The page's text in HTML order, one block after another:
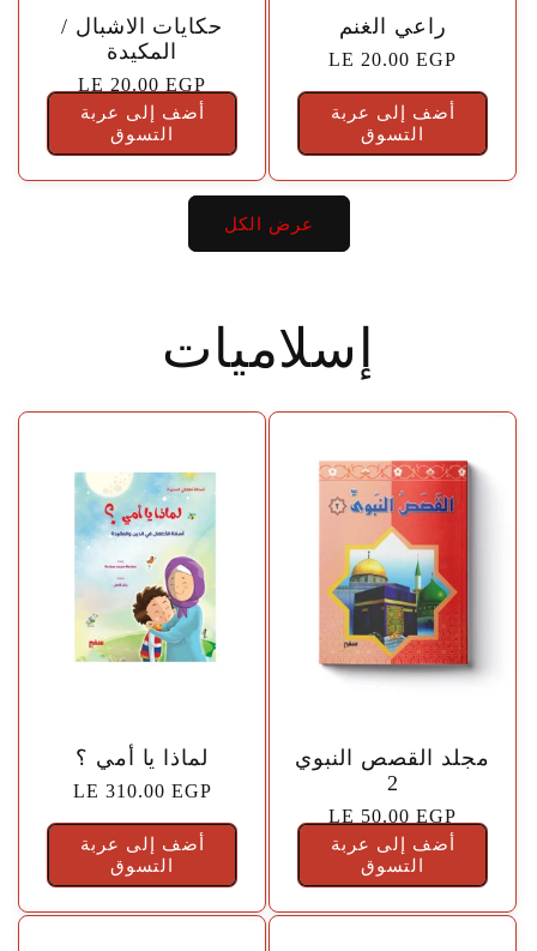
حكايات الاشبال /
المكيدة
السعر
الاعتيادي
LE 20.00 EGP
أضف إلى عربة
التسوق
راعي الغنم
السعر
الاعتيادي
LE 20.00 EGP
أضف إلى عربة
التسوق
عرض الكل
إسلاميات
لماذا يا أمي ؟
السعر
الاعتيادي
LE 310.00 EGP
أضف إلى عربة
التسوق
🤍
مجلد القصص النبوي
2
السعر
الاعتيادي
LE 50.00 EGP
أضف إلى عربة
التسوق